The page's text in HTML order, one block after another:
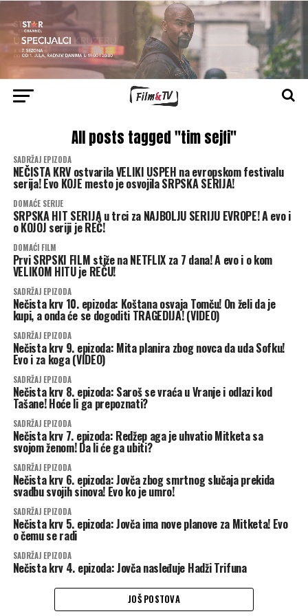
All posts tagged "tim sejfi"
SADRŽAJ EPIZODA
NEČISTA KRV ostvarila VELIKI USPEH na evropskom festivalu
serija! Evo KOJE mesto je osvojila SRPSKA SERIJA!
DOMAĆE SERIJE
SRPSKA HIT SERIJA u trci za NAJBOLJU SERIJU EVROPE! A evo i
o KOJOJ seriji je REČ!
DOMAĆI FILM
Prvi SRPSKI FILM stiže na NETFLIX za 7 dana! A evo i o kom
VELIKOM HITU je REČU!
SADRŽAJ EPIZODA
Nečista krv 10. epizoda: Koštana osvaja Tomču! On želi da je
kupi, a onda će se dogoditi TRAGEDIJA! (VIDEO)
SADRŽAJ EPIZODA
Nečista krv 9. epizoda: Mita planira zbog novca da uda Sofku!
Evo i za koga (VIDEO)
SADRŽAJ EPIZODA
Nečista krv 8. epizoda: Saroš se vraća u Vranje i odlazi kod
Tašane! Hoće li ga prepoznati?
SADRŽAJ EPIZODA
Nečista krv 7. epizoda: Redžep aga je uhvatio Mitketa sa
svojom ženom! Da li će ga ubiti?
SADRŽAJ EPIZODA
Nečista krv 6. epizoda: Jovča zbog smrtnog slučaja prekida
svadbu svojih sinova! Evo ko je umro!
SADRŽAJ EPIZODA
Nečista krv 5. epizoda: Jovča ima nove planove za Mitketa! Evo
o čemu se radi
SADRŽAJ EPIZODA
Nečista krv 4. epizoda: Jovča nasleđuje Hadži Trifuna
JOŠ POSTOVA